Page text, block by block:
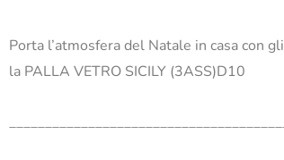
Porta l’atmosfera del Natale in casa con
la PALLA VETRO SICILY (3ASS)D10